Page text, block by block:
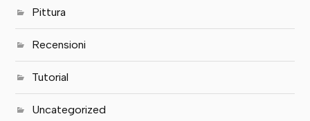
Pittura
Recensioni
Tutorial
Uncategorized